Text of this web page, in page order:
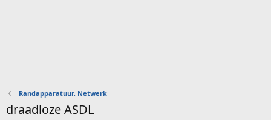
Randapparatuur, Netwerk
draadloze ASDL